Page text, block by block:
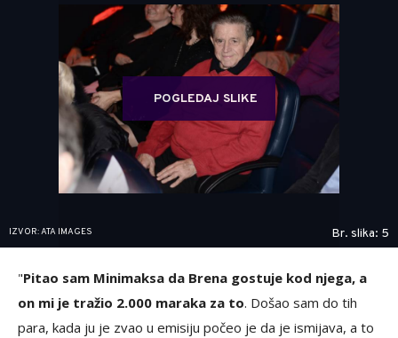
POGLEDAJ SLIKE
IZVOR: ATA IMAGES Br. slika: 5
"Pitao sam Minimaksa da Brena gostuje kod njega, a
on mi je tražio 2.000 maraka za to. Došao sam do tih
para, kada ju je zvao u emisiju počeo je da je ismijava, a to